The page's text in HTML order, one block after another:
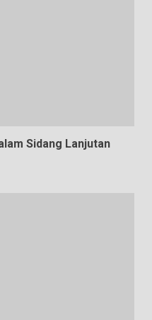
Sidang Lanjutan